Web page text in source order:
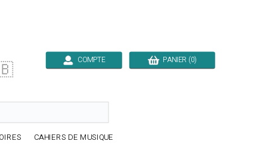
COMPTE PANIER (0)
CAHIERS DE MUSIQUE